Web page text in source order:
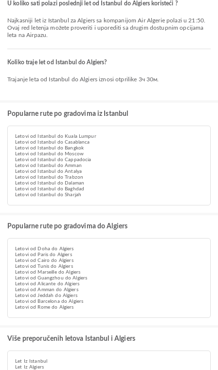
U koliko sati polazi poslednji let od Istanbul do Algiers koristeći ?
Najkasniji let iz Istanbul za Algiers sa kompanijom Air Algerie polazi u 21:50.
Ovaj red letenja možete proveriti i uporediti sa drugim dostupnim opcijama
leta na Airpazu.
Koliko traje let od Istanbul do Algiers?
Trajanje leta od Istanbul do Algiers iznosi otprilike 3ч 30м.
Popularne rute po gradovima iz Istanbul
Letovi od Istanbul do Kuala Lumpur
Letovi od Istanbul do Casablanca
Letovi od Istanbul do Bangkok
Letovi od Istanbul do Moscow
Letovi od Istanbul do Cappadocia
Letovi od Istanbul do Amman
Letovi od Istanbul do Antalya
Letovi od Istanbul do Trabzon
Letovi od Istanbul do Dalaman
Letovi od Istanbul do Baghdad
Letovi od Istanbul do Sharjah
Popularne rute po gradovima do Algiers
Letovi od Doha do Algiers
Letovi od Paris do Algiers
Letovi od Cairo do Algiers
Letovi od Tunis do Algiers
Letovi od Marseille do Algiers
Letovi od Guangzhou do Algiers
Letovi od Alicante do Algiers
Letovi od Amman do Algiers
Letovi od Jeddah do Algiers
Letovi od Barcelona do Algiers
Letovi od Rome do Algiers
Više preporučenih letova Istanbul i Algiers
Let Iz Istanbul
Let Iz Algiers